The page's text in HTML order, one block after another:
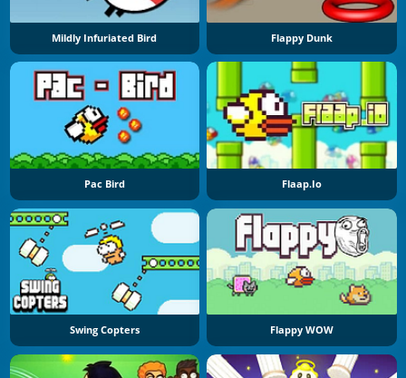
Mildly Infuriated Bird Flappy Dunk
Pac Bird Flaap.io
Swing Copters Flappy WOW